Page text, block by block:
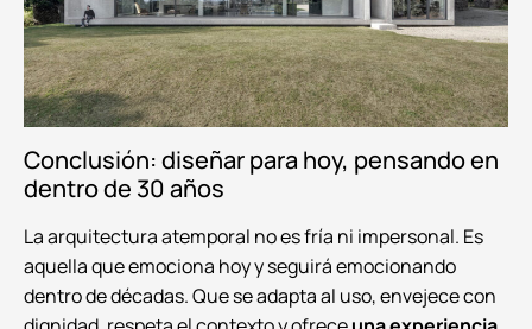
Conclusión: diseñar para hoy, pensando en
dentro de 30 años
La arquitectura atemporal no es fría ni impersonal. Es
aquella que emociona hoy y seguirá emocionando
dentro de décadas. Que se adapta al uso, envejece con